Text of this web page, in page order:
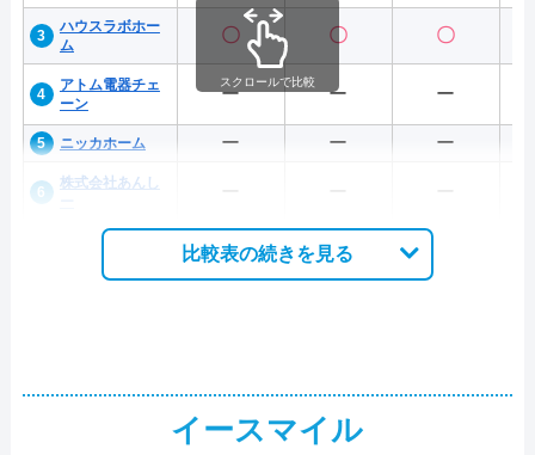
ハウスラボホー
ム
〇 〇 〇
アトム電器チェ
ーン
ー ー ー
ニッカホーム ー ー ー
株式会社あんし
スクロールで比較
比較表の続きを見る
イースマイル